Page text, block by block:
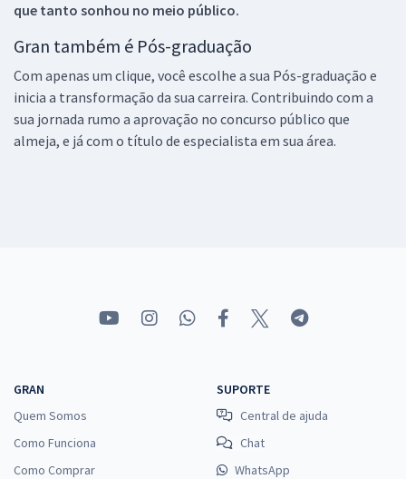
que tanto sonhou no meio público.
Gran também é Pós-graduação
Com apenas um clique, você escolhe a sua Pós-graduação e
inicia a transformação da sua carreira. Contribuindo com a
sua jornada rumo a aprovação no concurso público que
almeja, e já com o título de especialista em sua área.
GRAN
Quem Somos
Como Funciona
Como Comprar
SUPORTE
Central de ajuda
Chat
WhatsApp